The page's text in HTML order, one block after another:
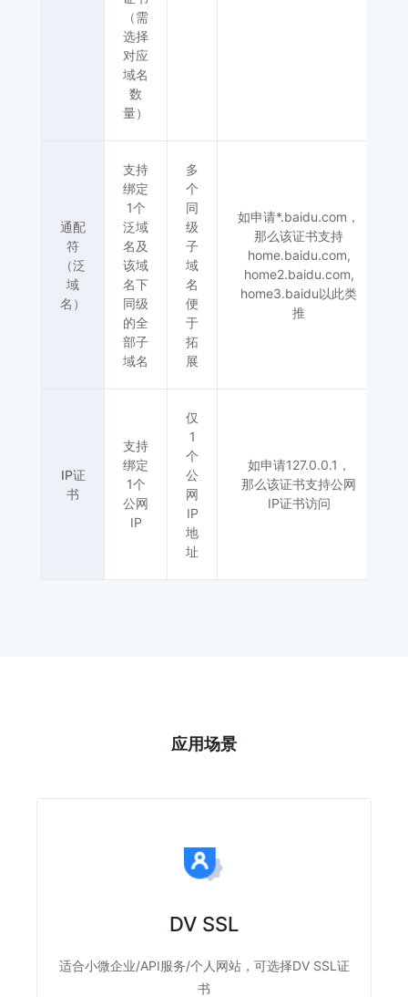
（需
选择
对应
域名
数
量）
通配
符
（泛
域
名）
支持
绑定
1个
泛域
名及
该域
名下
同级
的全
部子
域名
多
个
同
级
子
域
名
便
于
拓
展
如申请*.baidu.com，
那么该证书支持
home.baidu.com,
home2.baidu.com,
home3.baidu以此类
推
IP证
书
支持
绑定
1个
公网
IP
仅
1
个
公
网
IP
地
址
如申请127.0.0.1，
那么该证书支持公网
IP证书访问
应用场景
DV SSL
适合小微企业/API服务/个人网站，可选择DV SSL证
书